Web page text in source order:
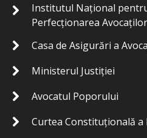
Institutul Național
Perfecționarea Avocaților
Casa de Asigurări a
Ministerul Justiției
Avocatul Poporului
Curtea Constituțională a